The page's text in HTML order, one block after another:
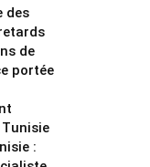
des
de
portée
Tunisie
: